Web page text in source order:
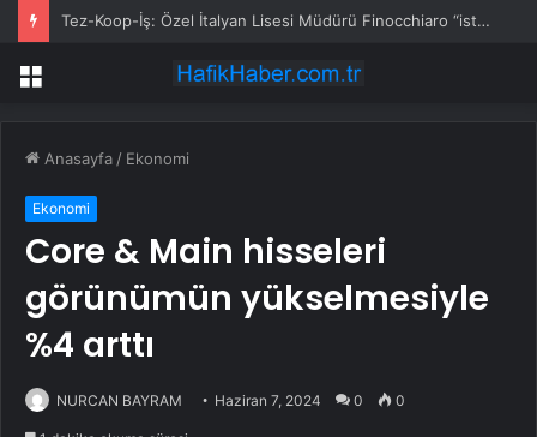
Tez-Koop-İş: Özel İtalyan Lisesi Müdürü Finocchiaro “istenmeyen kişi” ilan edildi
Menü
Anasayfa / Ekonomi
Ekonomi
Core & Main hisseleri
görünümün yükselmesiyle
%4 arttı
NURCAN BAYRAM Haziran 7, 2024 0 0